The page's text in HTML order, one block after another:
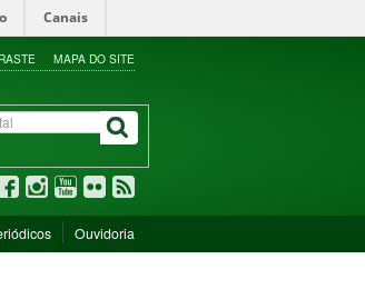
Canais
MAPA DO SITE
Ouvidoria